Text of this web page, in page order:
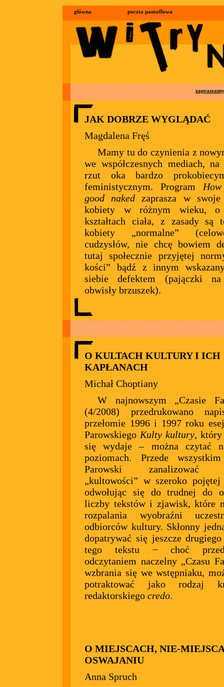
główna poczta pantoflowa
zapraszamy
JAK DOBRZE WYGLĄDAĆ
Magdalena Fręś
Mamy tu do czynienia z
we współczesnych mediach,
rzut oka bardzo
feministycznym. Program
good naked zaprasza w swoje
kobiety w różnym wieku, o
kształtach ciała, z zasady są
kobiety „normalne”
cudzysłów, nie chcę bowiem
tutaj społecznie przyjętej
kości” bądź z innym
siebie defektem (pajączki na
obwisły brzuszek).
O KULTACH KULTURY I ICH
KAPŁANACH
Michał Choptiany
W najnowszym „Czasie
(4/2008) przedrukowano
przełomie 1996 i 1997 roku
Parowskiego Kulty kultury,
się wydaje – można czytać
poziomach. Przede
Parowski zanalizować
„kultowości” w szeroko pojętej
odwołując się do trudnej do
liczby tekstów i zjawisk, które
rozpalania wyobraźni
odbiorców kultury. Skłonny
dopatrywać się jeszcze
tego tekstu − choć
odczytaniem naczelny „Czasu
wzbrania się we wstępniaku,
potraktować jako rodzaj
redaktorskiego credo.
O MIEJSCACH, NIE-
OSWAJANIU
Anna Spruch